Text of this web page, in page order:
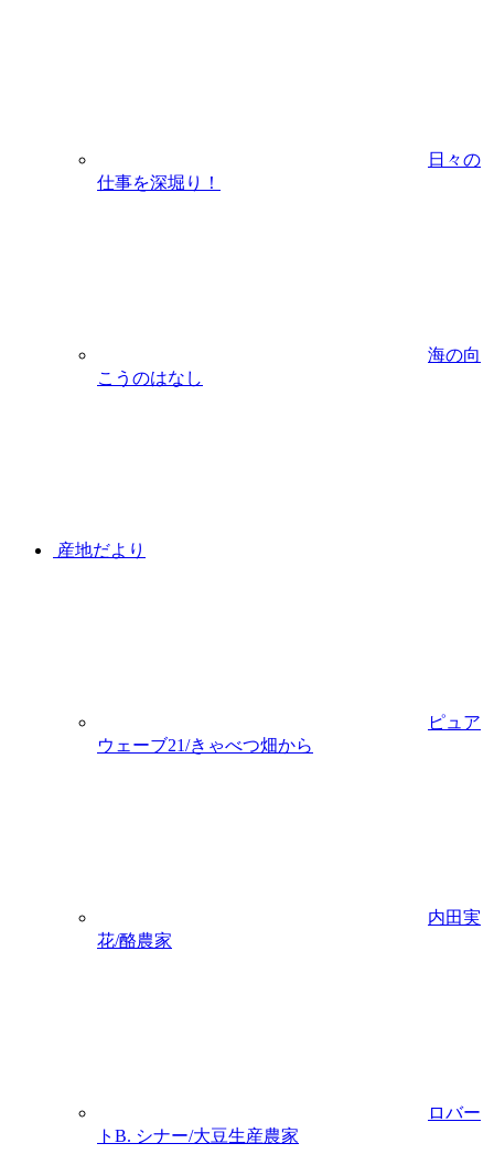
日々の
仕事を深堀り！
海の向
こうのはなし
産地だより
ピュア
ウェーブ21/きゃべつ畑から
内田実
花/酪農家
ロバー
トB. シナー/大豆生産農家